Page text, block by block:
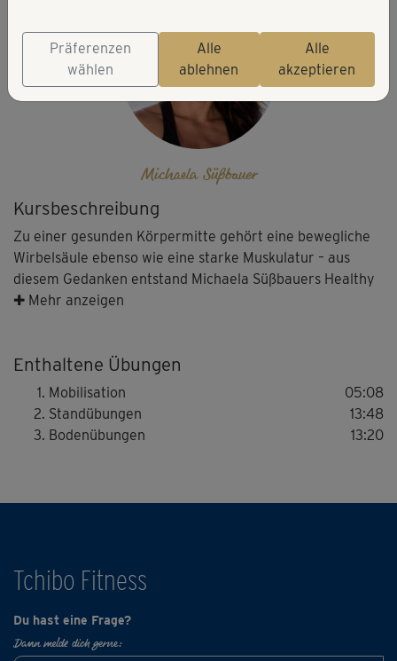
Kursbeschreibung
Zu einer gesunden Körpermitte gehört eine bewegliche
Wirbelsäule ebenso wie eine starke Muskulatur – aus
diesem Gedanken entstand Michaela Süßbauers Healthy
Back und Sixpack Workout: Du mobilisierst deine
Hinweis: Achte auf Michaelas Hinweise zur richtigen
Ausführung. Höre auf deinen Körper und mache ggf.
etwas langsamer – vor allem wenn du Handgelenks- oder
✚ Mehr anzeigen
Enthaltene Übungen
Mobilisation
05:08
Standübungen
13:48
Bodenübungen
13:20
Michaela Süßbauer
Tchibo Fitness
Du hast eine Frage?
Dann melde dich gerne:
Präferenzen
wählen
Alle
ablehnen
Alle
akzeptieren